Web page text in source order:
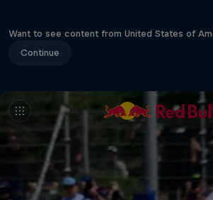
Want to see content from United States of
Continue